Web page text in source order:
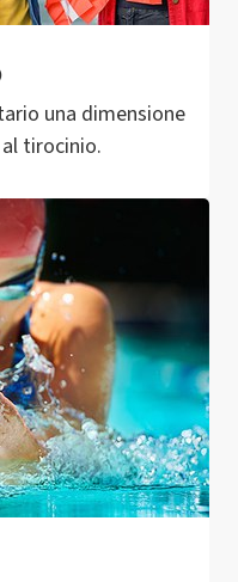
una dimensione
tirocinio.